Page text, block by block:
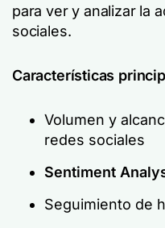
para ver y analizar la
sociales.
Características
Volumen y
redes sociales
Sentiment
Seguimiento de